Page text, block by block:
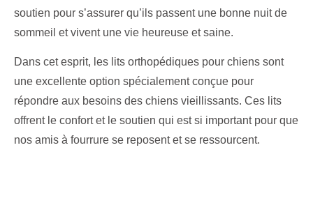
soutien pour s’assurer qu’ils passent une bonne nuit de
sommeil et vivent une vie heureuse et saine.
Dans cet esprit, les lits orthopédiques pour chiens sont
une excellente option spécialement conçue pour
répondre aux besoins des chiens vieillissants. Ces lits
offrent le confort et le soutien qui est si important pour que
nos amis à fourrure se reposent et se ressourcent.